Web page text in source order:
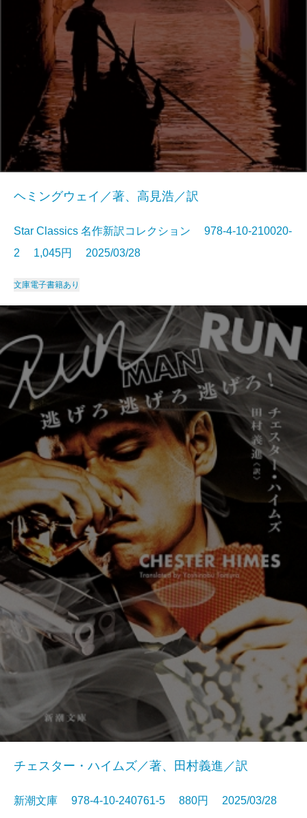
ヘミングウェイ／著、高見浩／訳
Star Classics 名作新訳コレクション 978-4-10-210020-
2 1,045円 2025/03/28
文庫電子書籍あり
チェスター・ハイムズ／著、田村義進／訳
新潮文庫 978-4-10-240761-5 880円 2025/03/28